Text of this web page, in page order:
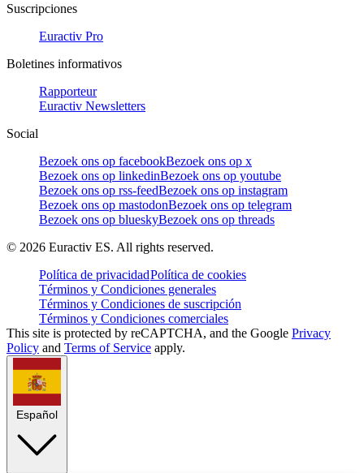
Suscripciones
Euractiv Pro
Boletines informativos
Rapporteur
Euractiv Newsletters
Social
Bezoek ons op facebookBezoek ons op x
Bezoek ons op linkedinBezoek ons op youtube
Bezoek ons op rss-feedBezoek ons op instagram
Bezoek ons op mastodonBezoek ons op telegram
Bezoek ons op blueskyBezoek ons op threads
© 2026 Euractiv ES. All rights reserved.
Política de privacidadPolítica de cookies
Términos y Condiciones generales
Términos y Condiciones de suscripción
Términos y Condiciones comerciales
This site is protected by reCAPTCHA, and the Google Privacy
Policy and Terms of Service apply.
Español